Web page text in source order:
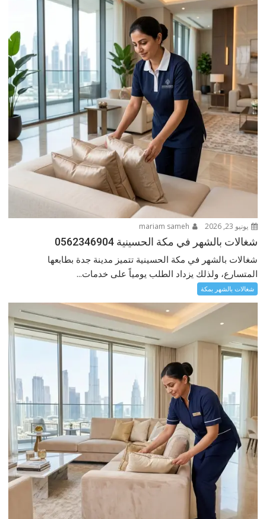
يونيو 23, 2026
شغالات بالشهر في مكة الحسينية 0562346904
شغالات بالشهر في مكة الحسينية تتميز مدينة جدة بطابعها
المتسارع، ولذلك يزداد الطلب يومياً على خدمات...
شغالات بالشهر بمكة